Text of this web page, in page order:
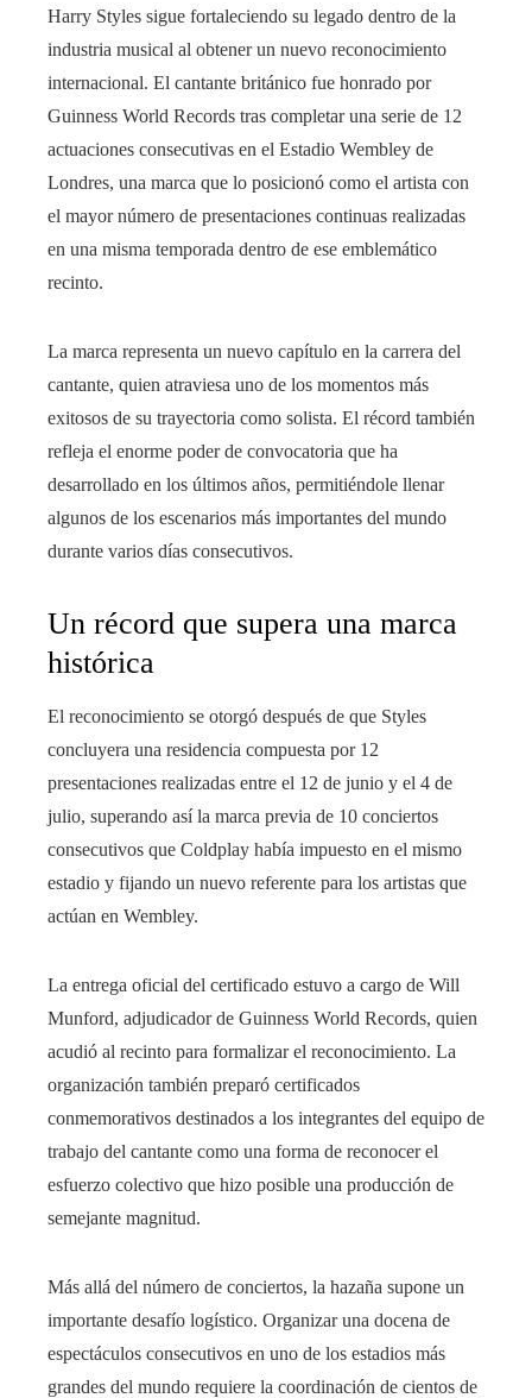
Harry Styles sigue fortaleciendo su legado dentro de la
industria musical al obtener un nuevo reconocimiento
internacional. El cantante británico fue honrado por
Guinness World Records tras completar una serie de 12
actuaciones consecutivas en el Estadio Wembley de
Londres, una marca que lo posicionó como el artista con
el mayor número de presentaciones continuas realizadas
en una misma temporada dentro de ese emblemático
recinto.
La marca representa un nuevo capítulo en la carrera del
cantante, quien atraviesa uno de los momentos más
exitosos de su trayectoria como solista. El récord también
refleja el enorme poder de convocatoria que ha
desarrollado en los últimos años, permitiéndole llenar
algunos de los escenarios más importantes del mundo
durante varios días consecutivos.
Un récord que supera una marca
histórica
El reconocimiento se otorgó después de que Styles
concluyera una residencia compuesta por 12
presentaciones realizadas entre el 12 de junio y el 4 de
julio, superando así la marca previa de 10 conciertos
consecutivos que Coldplay había impuesto en el mismo
estadio y fijando un nuevo referente para los artistas que
actúan en Wembley.
La entrega oficial del certificado estuvo a cargo de Will
Munford, adjudicador de Guinness World Records, quien
acudió al recinto para formalizar el reconocimiento. La
organización también preparó certificados
conmemorativos destinados a los integrantes del equipo de
trabajo del cantante como una forma de reconocer el
esfuerzo colectivo que hizo posible una producción de
semejante magnitud.
Más allá del número de conciertos, la hazaña supone un
importante desafío logístico. Organizar una docena de
espectáculos consecutivos en uno de los estadios más
grandes del mundo requiere la coordinación de cientos de